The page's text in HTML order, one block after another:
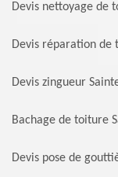
Devis nettoyage de
Devis réparation de
Devis zingueur
Bachage de toiture
Devis pose de